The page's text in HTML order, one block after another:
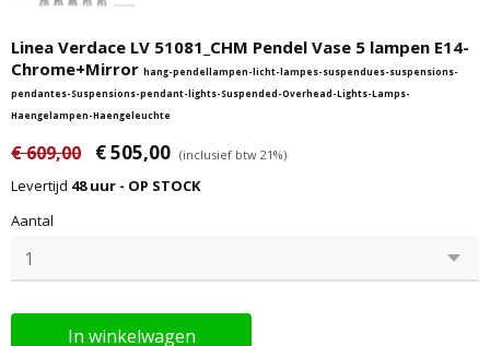
Linea Verdace LV 51081_CHM Pendel Vase 5 lampen E14-
Chrome+Mirror hang-pendellampen-licht-lampes-suspendues-suspensions-
pendantes-Suspensions-pendant-lights-Suspended-Overhead-Lights-Lamps-
Haengelampen-Haengeleuchte
€ 609,00 € 505,00 (inclusief btw 21%)
Levertijd 48 uur - OP STOCK
Aantal
In winkelwagen